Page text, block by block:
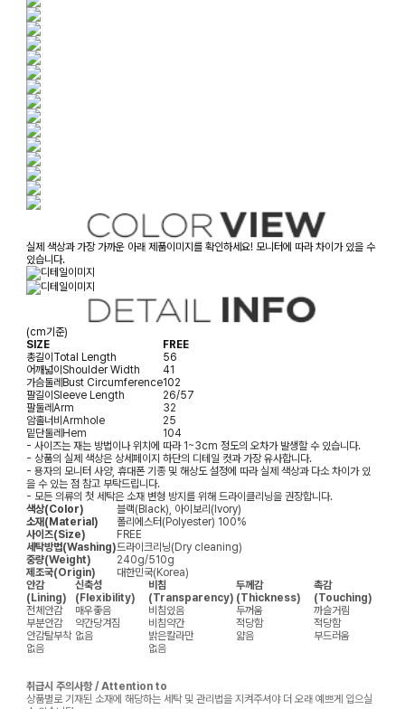
실제 색상과 가장 가까운 아래 제품이미지를 확인하세요! 모니터에 따라 차이가 있을 수
있습니다.
(cm기준)
SIZE
FREE
총길이Total Length
56
어깨넓이Shoulder Width
41
가슴둘레Bust Circumference102
팔길이Sleeve Length
26/57
팔둘레Arm
32
암홀너비Armhole
25
밑단둘레Hem
104
- 사이즈는 재는 방법이나 위치에 따라 1~3cm 정도의 오차가 발생할 수 있습니다.
- 상품의 실제 색상은 상세페이지 하단의 디테일 컷과 가장 유사합니다.
- 용자의 모니터 사양, 휴대폰 기종 및 해상도 설정에 따라 실제 색상과 다소 차이가 있
을 수 있는 점 참고 부탁드립니다.
- 모든 의류의 첫 세탁은 소재 변형 방지를 위해 드라이클리닝을 권장합니다.
색상(Color)
블랙(Black), 아이보리(Ivory)
소재(Material)
폴리에스터(Polyester) 100%
사이즈(Size)
FREE
세탁방법(Washing)드라이크리닝(Dry cleaning)
중량(Weight)
240g/510g
제조국(Origin)
대한민국(Korea)
안감
(Lining)
신축성
(Flexibility)
비침
(Transparency)
두께감
(Thickness)
촉감
(Touching)
전체안감
매우좋음 비침있음 두꺼움
까슬거림
부분안감
약간당겨짐 비침약간 적당함
적당함
안감탈부착 없음 밝은칼라만 얇음
부드러움
없음
없음
취급시 주의사항 / Attention to
상품별로 기재된 소재에 해당하는 세탁 및 관리법을 지켜주셔야 더 오래 예쁘게 입으실